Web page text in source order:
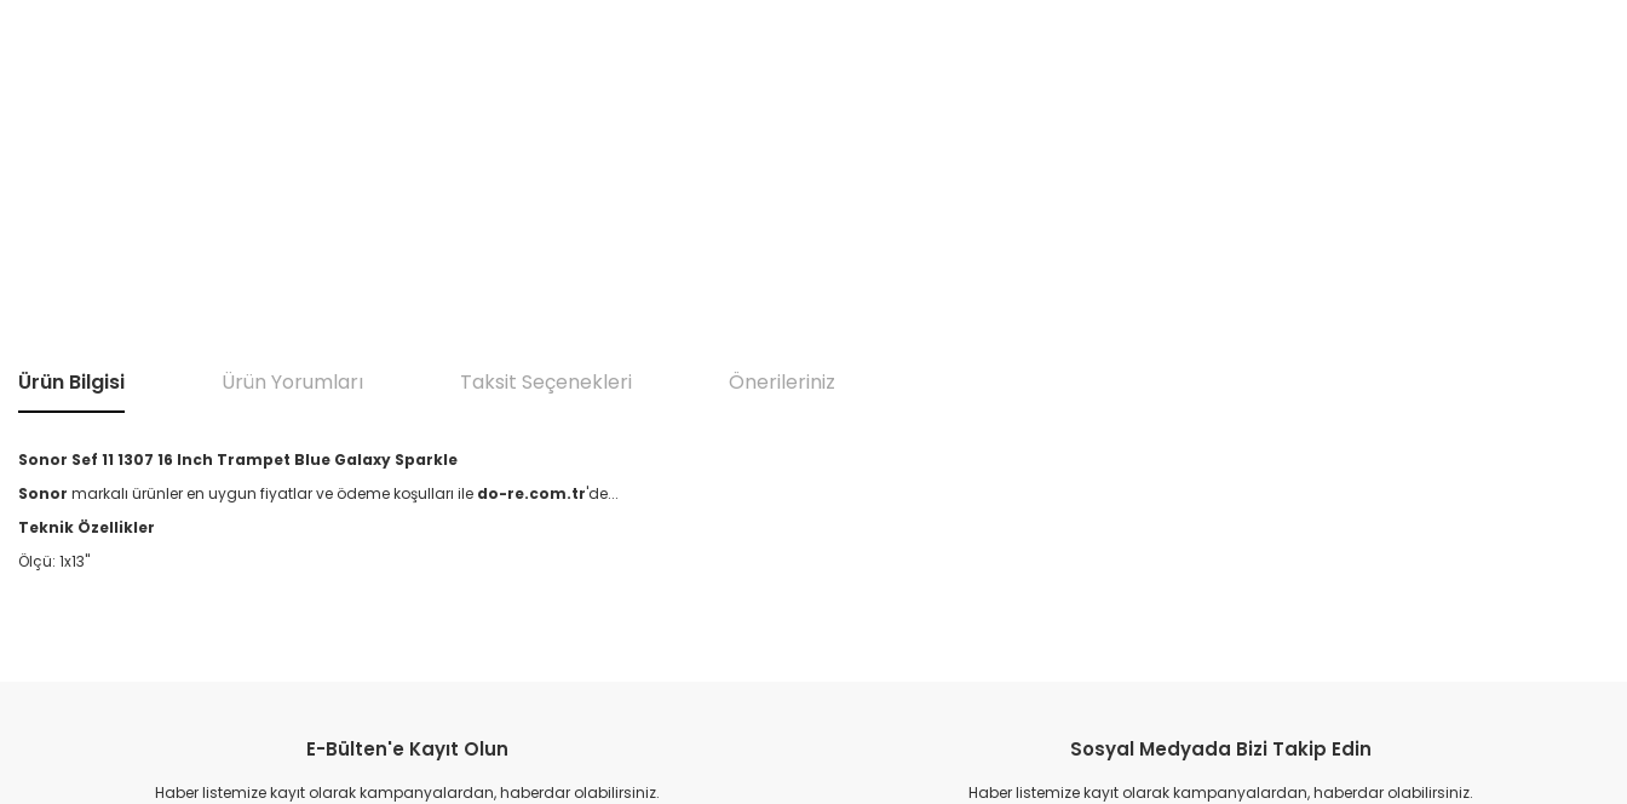
Ürün Bilgisi Ürün Yorumları Taksit Seçenekleri Önerileriniz
Sonor Sef 11 1307 16 Inch Trampet Blue Galaxy Sparkle
Sonor markalı ürünler en uygun fiyatlar ve ödeme koşulları ile do-re.com.tr'de...
Teknik Özellikler
Ölçü: 1x13"
Ürün resmi kalitesiz, bozuk veya görüntülenemiyor.
Ürün açıklamasında eksik bilgiler bulunuyor.
E-Bülten'e Kayıt Olun
Haber listemize kayıt olarak kampanyalardan, haberdar olabilirsiniz.
Sosyal Medyada Bizi Takip Edin
Haber listemize kayıt olarak kampanyalardan, haberdar olabilirsiniz.